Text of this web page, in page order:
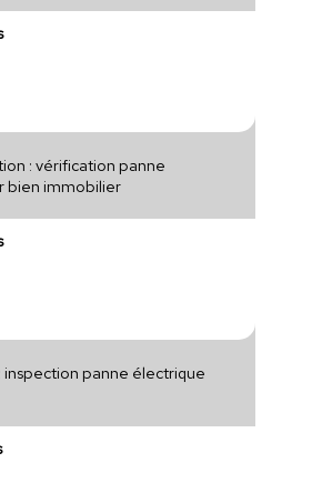
: vérification panne
bien immobilier
inspection panne électrique